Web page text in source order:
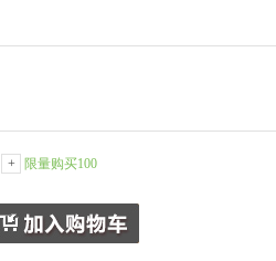
+ 限量购买100